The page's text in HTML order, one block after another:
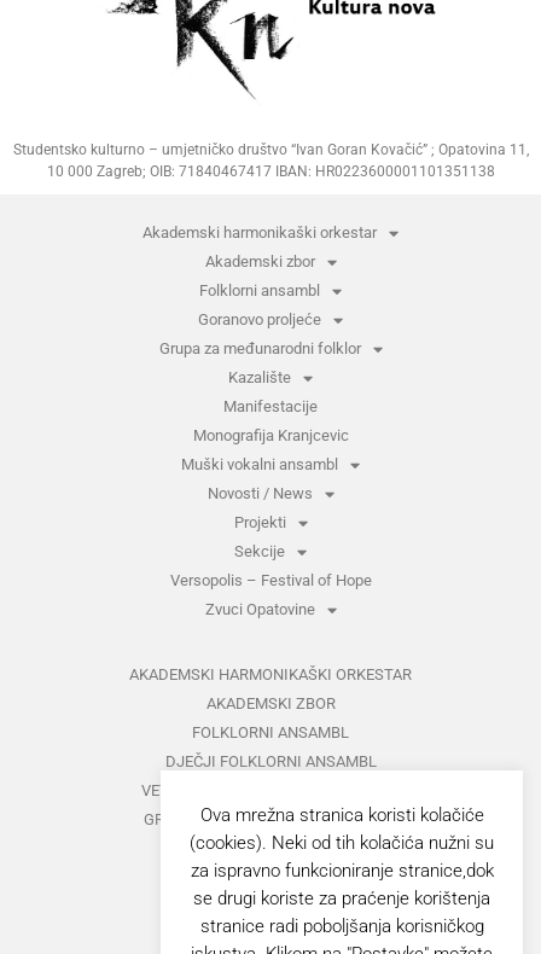
Studentsko kulturno – umjetničko društvo “Ivan Goran Kovačić” ; Opatovina 11,
10 000 Zagreb; OIB: 71840467417 IBAN: HR0223600001101351138
Akademski harmonikaški orkestar
Akademski zbor
Folklorni ansambl
Goranovo proljeće
Grupa za međunarodni folklor
Kazalište
Manifestacije
Monografija Kranjcevic
Muški vokalni ansambl
Novosti / News
Projekti
Sekcije
Versopolis – Festival of Hope
Zvuci Opatovine
AKADEMSKI HARMONIKAŠKI ORKESTAR
AKADEMSKI ZBOR
FOLKLORNI ANSAMBL
DJEČJI FOLKLORNI ANSAMBL
VETERANI FOLKLORNOG ANSAMBLA
GRUPA ZA MEĐUNARODNI FOLKLOR
KAZALIŠTE
MUŠKI VOKALNI ANSAMBL
ZAJEDNIČKI KONCERTI
Ova mrežna stranica koristi kolačiće
(cookies). Neki od tih kolačića nužni su
za ispravno funkcioniranje stranice,dok
se drugi koriste za praćenje korištenja
stranice radi poboljšanja korisničkog